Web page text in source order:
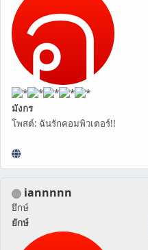
มังกร
โพสต์: ฉันรักคอมพิวเตอร์!!
iannnnn
ยึกษ์
ยักษ์